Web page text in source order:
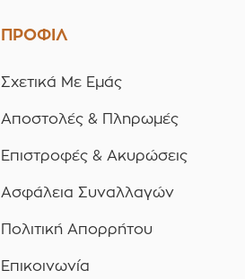
ΠΡΟΦΙΛ
Σχετικά Με Εμάς
Αποστολές & Πληρωμές
Επιστροφές & Ακυρώσεις
Ασφάλεια Συναλλαγών
Πολιτική Απορρήτου
Επικοινωνία